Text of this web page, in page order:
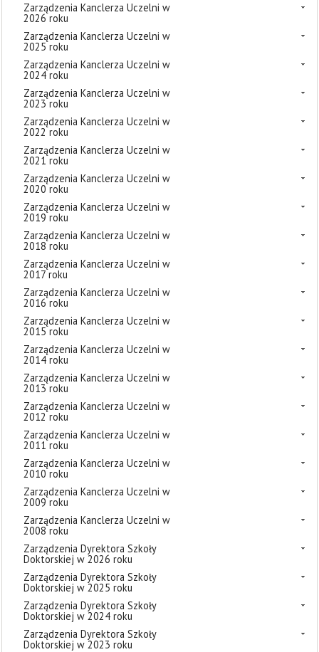
Zarządzenia Kanclerza Uczelni w
2026 roku
Zarządzenia Kanclerza Uczelni w
2025 roku
Zarządzenia Kanclerza Uczelni w
2024 roku
Zarządzenia Kanclerza Uczelni w
2023 roku
Zarządzenia Kanclerza Uczelni w
2022 roku
Zarządzenia Kanclerza Uczelni w
2021 roku
Zarządzenia Kanclerza Uczelni w
2020 roku
Zarządzenia Kanclerza Uczelni w
2019 roku
Zarządzenia Kanclerza Uczelni w
2018 roku
Zarządzenia Kanclerza Uczelni w
2017 roku
Zarządzenia Kanclerza Uczelni w
2016 roku
Zarządzenia Kanclerza Uczelni w
2015 roku
Zarządzenia Kanclerza Uczelni w
2014 roku
Zarządzenia Kanclerza Uczelni w
2013 roku
Zarządzenia Kanclerza Uczelni w
2012 roku
Zarządzenia Kanclerza Uczelni w
2011 roku
Zarządzenia Kanclerza Uczelni w
2010 roku
Zarządzenia Kanclerza Uczelni w
2009 roku
Zarządzenia Kanclerza Uczelni w
2008 roku
Zarządzenia Dyrektora Szkoły
Doktorskiej w 2026 roku
Zarządzenia Dyrektora Szkoły
Doktorskiej w 2025 roku
Zarządzenia Dyrektora Szkoły
Doktorskiej w 2024 roku
Zarządzenia Dyrektora Szkoły
Doktorskiej w 2023 roku